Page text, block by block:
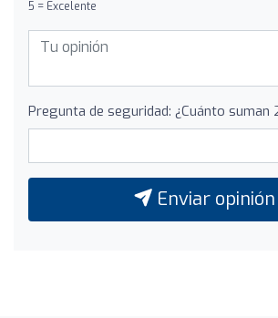
5 = Excelente
Pregunta de seguridad: ¿Cuánto suman
Enviar opinión